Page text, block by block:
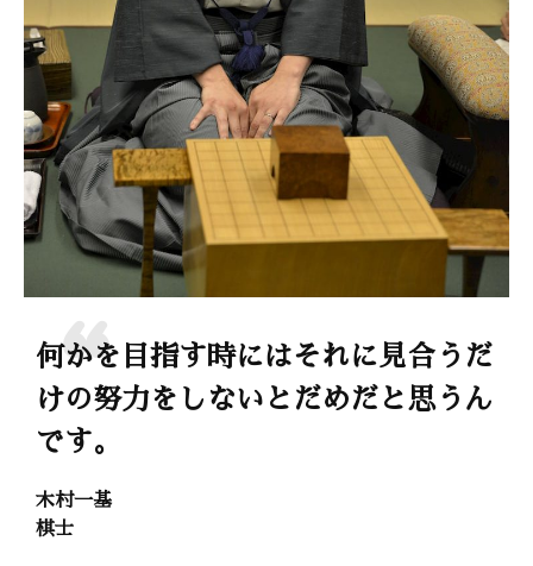
何かを目指す時にはそれに見合うだ
けの努力をしないとだめだと思うん
です。
木村一基
棋士